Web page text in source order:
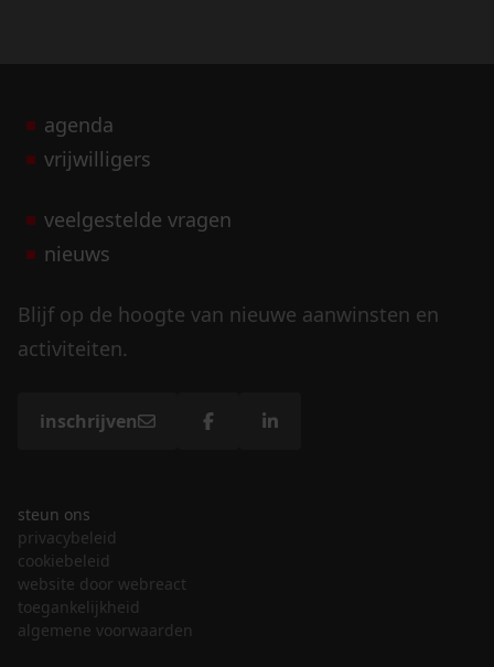
agenda
vrijwilligers
veelgestelde vragen
nieuws
Blijf op de hoogte van nieuwe aanwinsten en
activiteiten.
inschrijven
steun ons
privacybeleid
cookiebeleid
website door webreact
toegankelijkheid
algemene voorwaarden